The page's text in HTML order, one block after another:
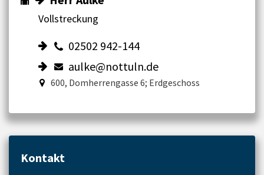
Vollstreckung
02502 942-144
aulke@nottuln.de
600, Domherrengasse 6; Erdgeschoss
Kontakt